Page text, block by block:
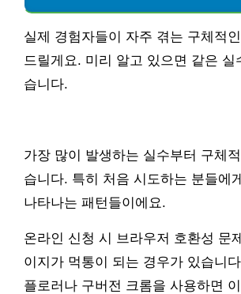
실제 경험자들이 자주 겪는 구체적
드릴게요. 미리 알고 있으면 같은 실
습니다.
가장 많이 발생하는 실수부터 구체
습니다. 특히 처음 시도하는 분들에
나타나는 패턴들이에요.
온라인 신청 시 브라우저 호환성 문
이지가 먹통이 되는 경우가 있습니
플로러나 구버전 크롬을 사용하면